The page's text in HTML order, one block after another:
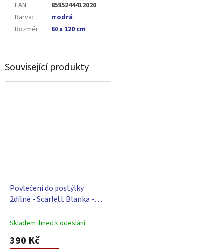
Související produkty
Povlečení do postýlky
2dílné - Scarlett Blanka -
Skladem ihned k odeslání
390 Kč
EAN:
8595244412020
Barva:
modrá
Rozměr: 60 x 120 cm